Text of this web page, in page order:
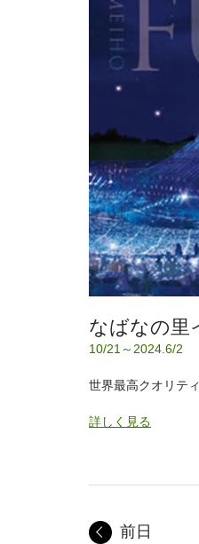
なばなの里
10/21～2024.6/2
世界最高クオリテ
詳しく見る
前日